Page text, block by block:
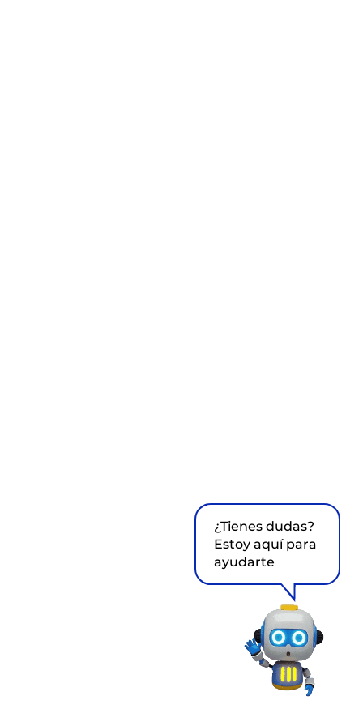
¿Tienes dudas?
Estoy aquí para
ayudarte